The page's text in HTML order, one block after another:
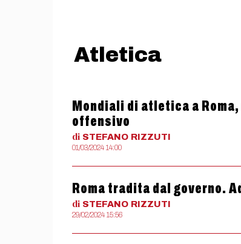
Atletica
Mondiali di atletica a
offensivo
di STEFANO RIZZUTI
01/03/2024 14:00
Roma tradita dal governo.
di STEFANO RIZZUTI
29/02/2024 15:56